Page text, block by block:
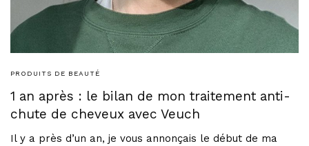
PRODUITS DE BEAUTÉ
1 an après : le bilan de mon traitement anti-
chute de cheveux avec Veuch
Il y a près d’un an, je vous annonçais le début de ma